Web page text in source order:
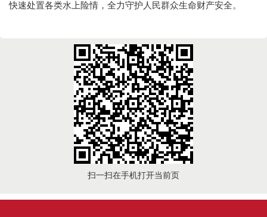
快速处置各类水上险情，全力守护人民群众生命财产安全。
扫一扫在手机打开当前页